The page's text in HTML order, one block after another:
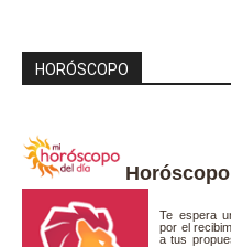
HORÓSCOPO
Horóscopo